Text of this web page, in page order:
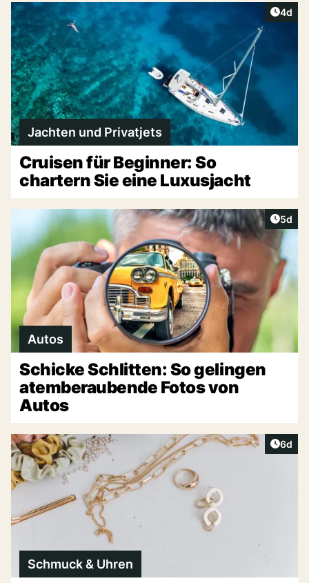
4d
Jachten und Privatjets
Cruisen für Beginner: So
chartern Sie eine Luxusjacht
5d
Autos
Schicke Schlitten: So gelingen
atemberaubende Fotos von
Autos
6d
Schmuck & Uhren